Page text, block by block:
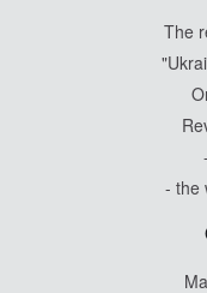
The
- the